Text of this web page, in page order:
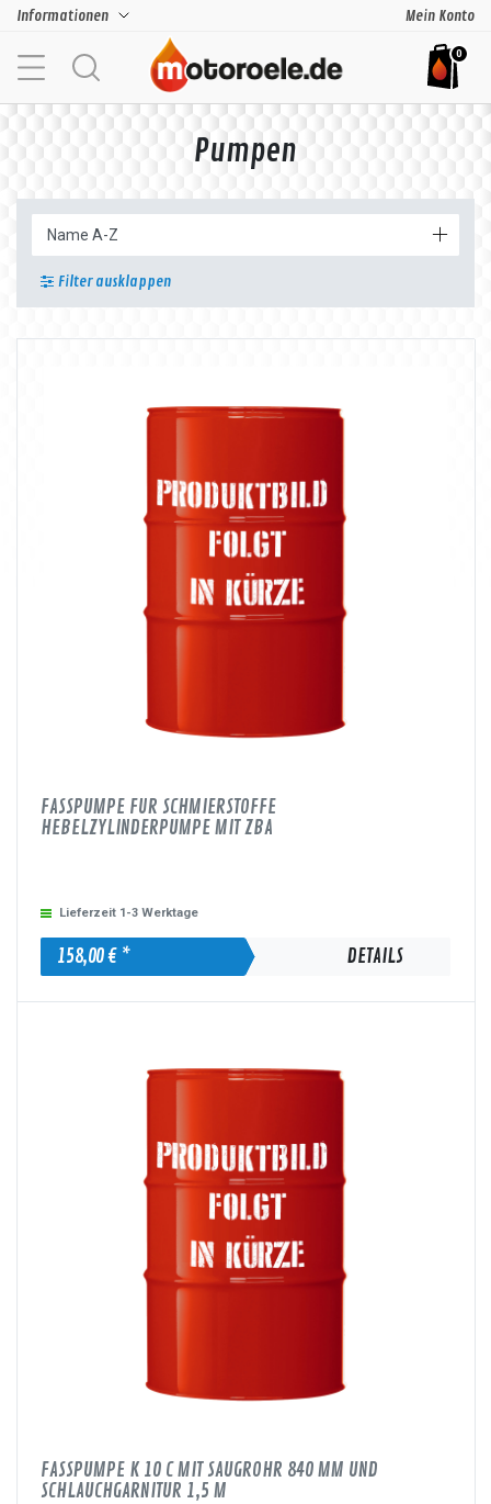
Informationen Mein Konto
0
Pumpen
Filter ausklappen
FASSPUMPE FÜR SCHMIERSTOFFE
HEBELZYLINDERPUMPE MIT ZBA
Lieferzeit 1-3 Werktage
158,00 € * DETAILS
FASSPUMPE K 10 C MIT SAUGROHR 840 MM UND
SCHLAUCHGARNITUR 1,5 M